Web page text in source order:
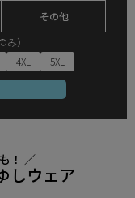
その他
）
4XL
5XL
！ ／
しウェア